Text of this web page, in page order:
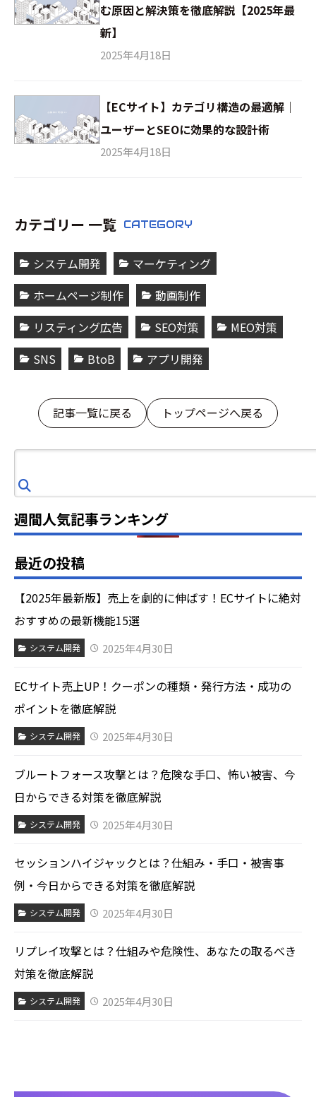
む原因と解決策を徹底解説【2025年最
新】
2025年4月18日
【ECサイト】カテゴリ構造の最適解｜
ユーザーとSEOに効果的な設計術
2025年4月18日
カテゴリー 一覧 CATEGORY
システム開発
マーケティング
ホームページ制作
動画制作
リスティング広告
SEO対策
MEO対策
SNS
BtoB アプリ開発
記事一覧に戻る トップページへ戻る
索
週間人気記事ランキング
最近の投稿
【2025年最新版】売上を劇的に伸ばす！ECサイトに絶対
おすすめの最新機能15選
システム開発 2025年4月30日
ECサイト売上UP！クーポンの種類・発行方法・成功の
ポイントを徹底解説
システム開発 2025年4月30日
ブルートフォース攻撃とは？危険な手口、怖い被害、今
日からできる対策を徹底解説
システム開発 2025年4月30日
セッションハイジャックとは？仕組み・手口・被害事
例・今日からできる対策を徹底解説
システム開発 2025年4月30日
リプレイ攻撃とは？仕組みや危険性、あなたの取るべき
対策を徹底解説
システム開発 2025年4月30日